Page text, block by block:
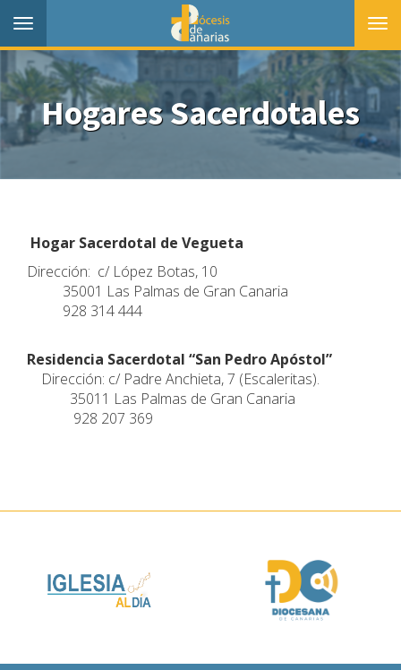
Toggle
navigation
Hogares Sacerdotales
Hogar Sacerdotal de Vegueta
Dirección: c/ López Botas, 10
35001 Las Palmas de Gran Canaria
928 314 444
Residencia Sacerdotal “San Pedro Apóstol”
Dirección: c/ Padre Anchieta, 7 (Escaleritas).
35011 Las Palmas de Gran Canaria
928 207 369